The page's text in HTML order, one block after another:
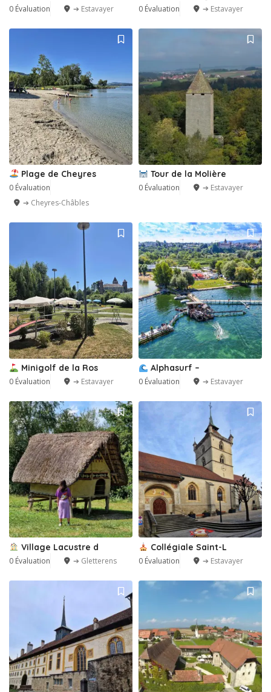
0 Évaluation ➔ Estavayer 0 Évaluation ➔ Estavayer
Plage de Cheyres
0 Évaluation
➔ Cheyres-Châbles
Tour de la Molière
0 Évaluation ➔ Estavayer
Minigolf de la Ros
0 Évaluation ➔ Estavayer
Alphasurf –
0 Évaluation ➔ Estavayer
Village Lacustre d
0 Évaluation ➔ Gletterens
Collégiale Saint-L
0 Évaluation ➔ Estavayer